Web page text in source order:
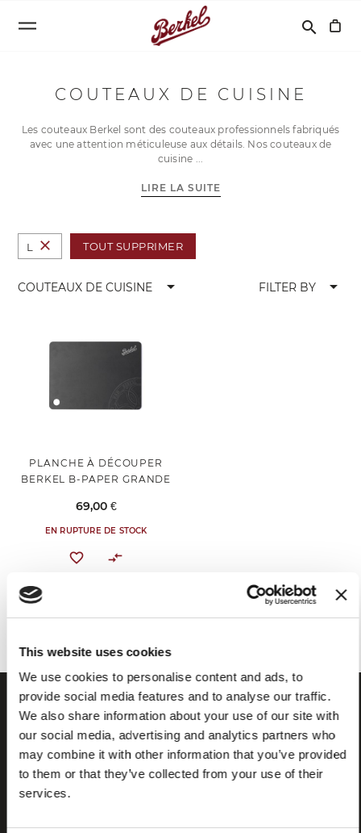
This website uses cookies
We use cookies to personalise content and ads, to
provide social media features and to analyse our traffic.
We also share information about your use of our site with
our social media, advertising and analytics partners who
may combine it with other information that you’ve provided
to them or that they’ve collected from your use of their
services.
search
COUTEAUX DE CUISINE
Les couteaux Berkel sont des couteaux professionnels fabriqués
avec une attention méticuleuse aux détails. Nos couteaux de
cuisine
LIRE LA SUITE
L close TOUT SUPPRIMER
COUTEAUX DE CUISINE arrow_drop_down FILTER BY arrow_drop_down
PLANCHE À DÉCOUPER
BERKEL B-PAPER GRANDE
69,00 €
EN RUPTURE DE STOCK
Vous avez vu tous les produits de la catégorie